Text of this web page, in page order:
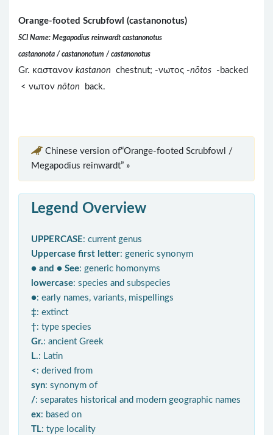
Orange-footed Scrubfowl (castanonotus)
SCI Name: Megapodius reinwardt castanonotus
castanonota / castanonotum / castanonotus
Gr. καστανον kastanon chestnut; -νωτος -nōtos -backed
< νωτον nōton back.
Chinese version of“Orange-footed Scrubfowl /
Megapodius reinwardt” »
Legend Overview
UPPERCASE: current genus
Uppercase first letter: generic synonym
● and ● See: generic homonyms
lowercase: species and subspecies
●: early names, variants, mispellings
‡: extinct
†: type species
Gr.: ancient Greek
L.: Latin
< : derived from
syn: synonym of
/: separates historical and modern geographic names
ex: based on
TL: type locality